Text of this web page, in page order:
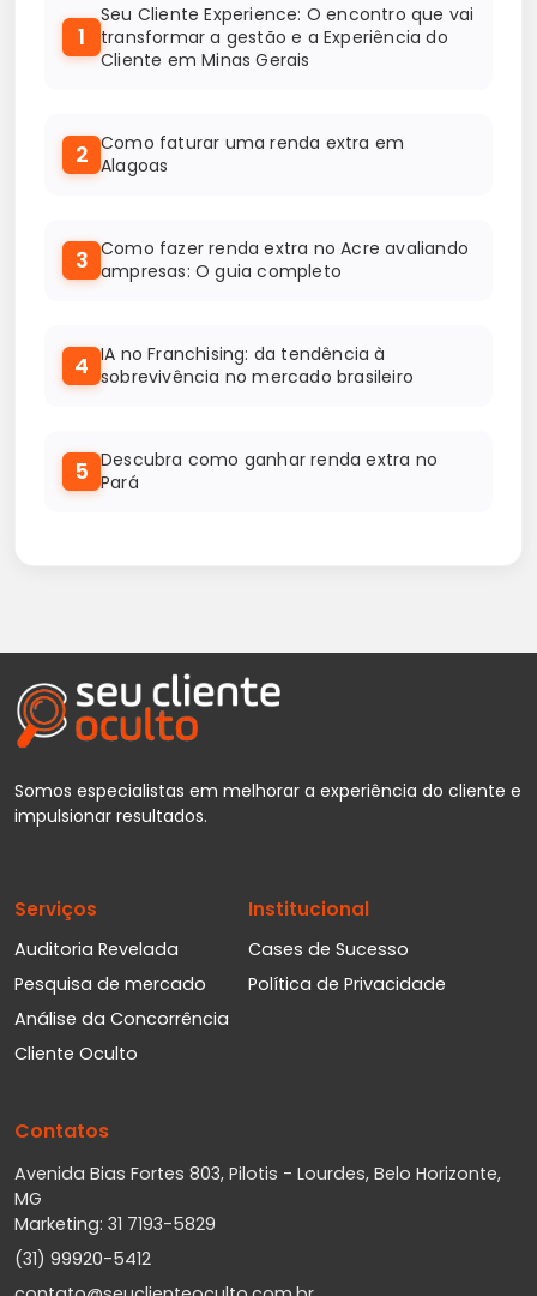
1
Seu Cliente Experience: O encontro que vai
transformar a gestão e a Experiência do
Cliente em Minas Gerais
2 Como faturar uma renda extra em
Alagoas
3 Como fazer renda extra no Acre avaliando
ampresas: O guia completo
4 IA no Franchising: da tendência à
sobrevivência no mercado brasileiro
5 Descubra como ganhar renda extra no
Pará
Somos especialistas em melhorar a experiência do cliente e
impulsionar resultados.
Serviços
Auditoria Revelada
Pesquisa de mercado
Análise da Concorrência
Cliente Oculto
Institucional
Cases de Sucesso
Política de Privacidade
Contatos
Avenida Bias Fortes 803, Pilotis - Lourdes, Belo Horizonte,
MG
Marketing: 31 7193-5829
(31) 99920-5412